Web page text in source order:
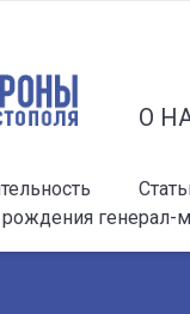
О
рождения